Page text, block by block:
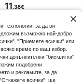
11.38€
технологии, за да ви
възможно най-добро
"Приемете всички" или
време по ваш избор.
допълнителни "бисквитки",
подобрени
и рекламите, за да
всички", ще